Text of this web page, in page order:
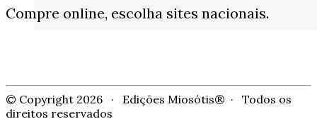
Compre online, escolha sites nacionais.
© Copyright 2026 · Edições Miosótis® · Todos os
direitos reservados